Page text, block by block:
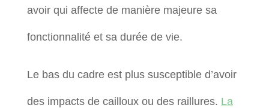
avoir qui affecte de manière majeure sa
fonctionnalité et sa durée de vie.
Le bas du cadre est plus susceptible d’avoir
des impacts de cailloux ou des raillures. La